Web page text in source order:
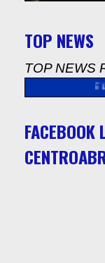
TOP NEWS
TOP NEWS
FACEBOOK